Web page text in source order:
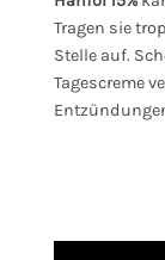
Tragen sie
Stelle auf.
Tagescreme